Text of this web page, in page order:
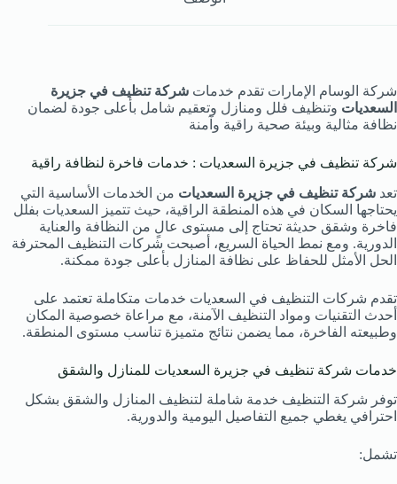
شركة الوسام الإمارات تقدم خدمات شركة تنظيف في جزيرة
السعديات وتنظيف فلل ومنازل وتعقيم شامل بأعلى جودة لضمان
نظافة مثالية وبيئة صحية راقية وآمنة
شركة تنظيف في جزيرة السعديات : خدمات فاخرة لنظافة راقية
تعد شركة تنظيف في جزيرة السعديات من الخدمات الأساسية التي
يحتاجها السكان في هذه المنطقة الراقية، حيث تتميز السعديات بفلل
فاخرة وشقق حديثة تحتاج إلى مستوى عالٍ من النظافة والعناية
الدورية. ومع نمط الحياة السريع، أصبحت شركات التنظيف المحترفة
الحل الأمثل للحفاظ على نظافة المنازل بأعلى جودة ممكنة.
تقدم شركات التنظيف في السعديات خدمات متكاملة تعتمد على
أحدث التقنيات ومواد التنظيف الآمنة، مع مراعاة خصوصية المكان
وطبيعته الفاخرة، مما يضمن نتائج متميزة تناسب مستوى المنطقة.
خدمات شركة تنظيف في جزيرة السعديات للمنازل والشقق
توفر شركة التنظيف خدمة شاملة لتنظيف المنازل والشقق بشكل
احترافي يغطي جميع التفاصيل اليومية والدورية.
تشمل: